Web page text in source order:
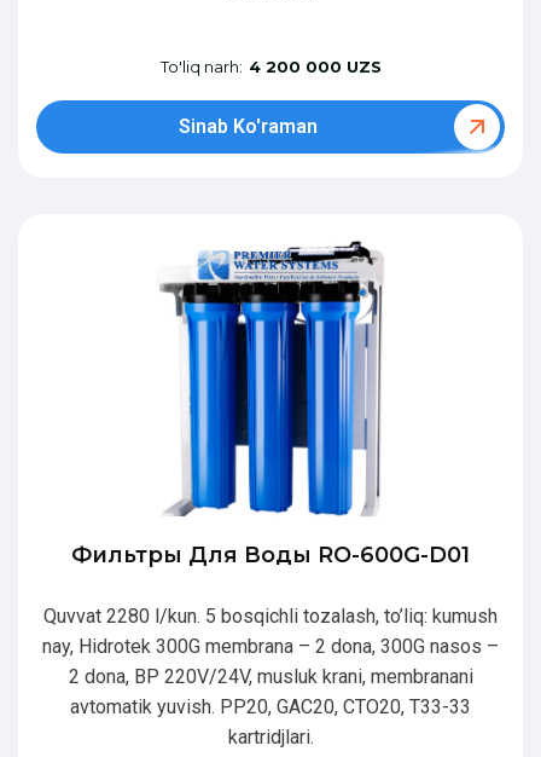
To'liq narh: 4 200 000 UZS
Sinab Ko'raman
Фильтры Для Воды RO-600G-D01
Quvvat 2280 l/kun. 5 bosqichli tozalash, to’liq: kumush
nay, Hidrotek 300G membrana – 2 dona, 300G nasos –
2 dona, BP 220V/24V, musluk krani, membranani
avtomatik yuvish. PP20, GAC20, CTO20, T33-33
kartridjlari.